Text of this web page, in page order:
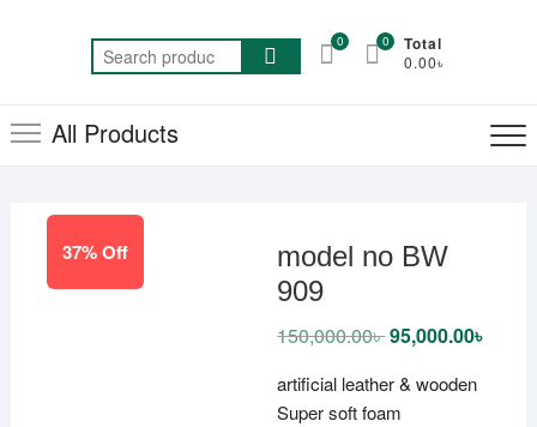
Search
for:
0 Total
0.00৳
0
All Products
37% Off
model no BW
909
150,000.00৳Original
price
150,000.00৳ .
95,000.00৳
artificial leather & wooden
Super soft foam